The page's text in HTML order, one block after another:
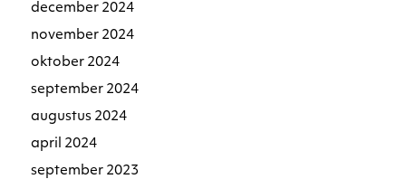
december 2024
november 2024
oktober 2024
september 2024
augustus 2024
april 2024
september 2023